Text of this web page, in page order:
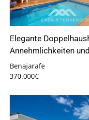
Elegante
Annehmlichkeiten
Benajarafe
370.000€